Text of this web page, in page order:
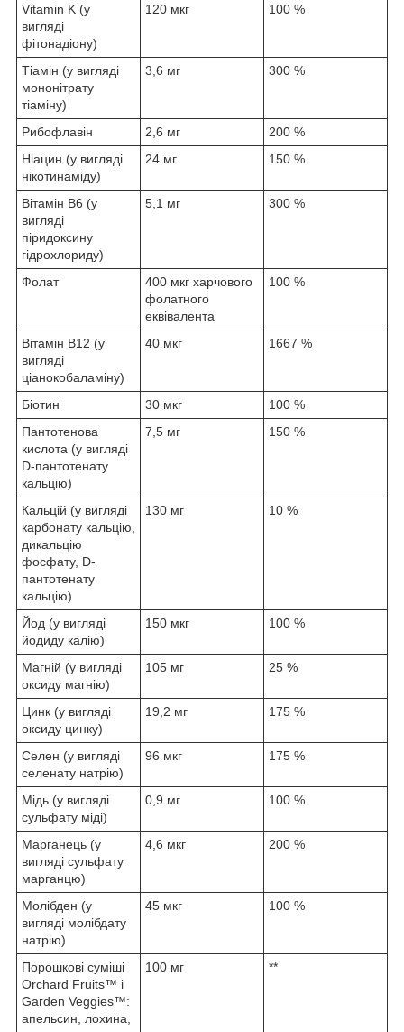
Vitamin K (у
вигляді
фітонадіону)
120 мкг 100 %
Тіамін (у вигляді
мононітрату
тіаміну)
3,6 мг 300 %
Рибофлавін 2,6 мг
200 %
Ніацин (у вигляді
нікотинаміду)
24 мг 150 %
Вітамін B6 (у
вигляді
піридоксину
гідрохлориду)
5,1 мг 300 %
Фолат
400 мкг харчового
фолатного
еквівалента
100 %
Вітамін B12 (у
вигляді
ціанокобаламіну)
40 мкг 1667 %
Біотин 30 мкг
100 %
Пантотенова
кислота (у вигляді
D-пантотенату
кальцію)
7,5 мг 150 %
Кальцій (у вигляді
карбонату кальцію,
дикальцію
фосфату, D-
пантотенату
кальцію)
130 мг 10 %
Йод (у вигляді
йодиду калію)
150 мкг 100 %
Магній (у вигляді
оксиду магнію)
105 мг 25 %
Цинк (у вигляді
оксиду цинку)
19,2 мг 175 %
Селен (у вигляді
селенату натрію)
96 мкг 175 %
Мідь (у вигляді
сульфату міді)
0,9 мг 100 %
Марганець (у
вигляді сульфату
марганцю)
4,6 мкг 200 %
Молібден (у
вигляді молібдату
натрію)
45 мкг 100 %
Порошкові суміші
Orchard Fruits™ і
Garden Veggies™:
апельсин, лохина,
100 мг **